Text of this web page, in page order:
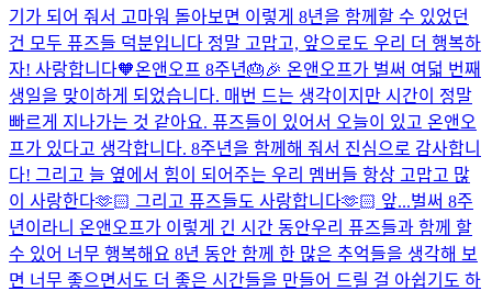
기가 되어 줘서 고마워 돌아보면 이렇게 8년을 함께할 수 있었던
건 모두 퓨즈들 덕분입니다 정말 고맙고, 앞으로도 우리 더 행복하
자! 사랑합니다🧡온앤오프 8주년🎂🎉 온앤오프가 벌써 여덟 번째
생일을 맞이하게 되었습니다. 매번 드는 생각이지만 시간이 정말
빠르게 지나가는 것 같아요. 퓨즈들이 있어서 오늘이 있고 온앤오
프가 있다고 생각합니다. 8주년을 함께해 줘서 진심으로 감사합니
다! 그리고 늘 옆에서 힘이 되어주는 우리 멤버들 항상 고맙고 많
이 사랑한다🫶🏻 그리고 퓨즈들도 사랑합니다🫶🏻 앞...벌써 8주
년이라니 온앤오프가 이렇게 긴 시간 동안우리 퓨즈들과 함께 할
수 있어 너무 행복해요 8년 동안 함께 한 많은 추억들을 생각해 보
면 너무 좋으면서도 더 좋은 시간들을 만들어 드릴 걸 아쉽기도 하